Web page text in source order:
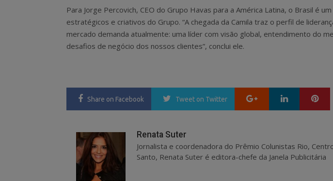
Para Jorge Percovich, CEO do Grupo Havas para a América Latina, o Brasil é
estratégicos e criativos do Grupo. “A chegada da Camila traz o perfil de
mercado demanda atualmente: uma líder com visão global, entendimento do
desafios de negócio dos nossos clientes”, conclui ele.
Share on Facebook Tweet on Twitter Google+ LinkedIn
Renata Suter
Jornalista e coordenadora do Prêmio Colunistas Rio,
Santo, Renata Suter é editora-chefe da Janela Publicitária